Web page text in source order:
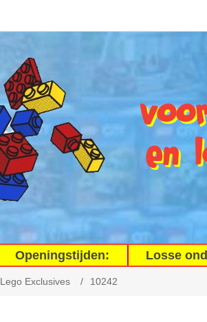
en
Openingstijden: Losse
Lego Exclusives / 10242